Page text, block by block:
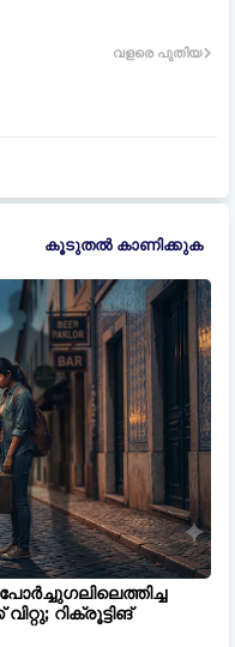
വളരെ പുതിയ
കൂടുതൽ‍ കാണിക്കുക
റിക്രൂട്ടിങ്